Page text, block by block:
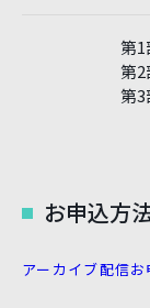
第
第2
第3
お申込方
アーカイブ配信